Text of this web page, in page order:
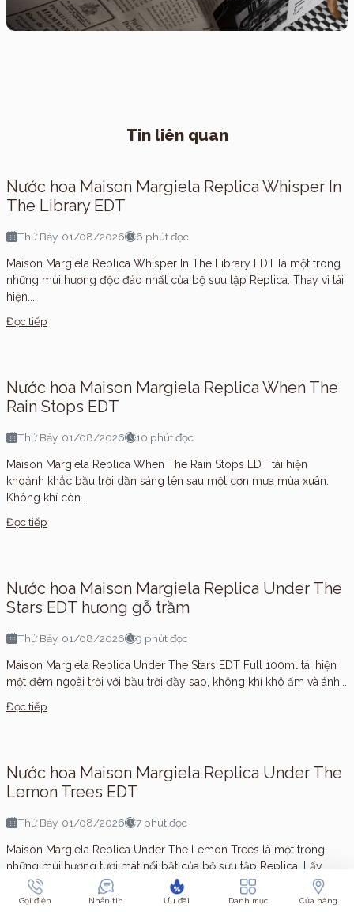
Tin liên quan
Nước hoa Maison Margiela Replica Whisper In
The Library EDT
Thứ Bảy, 01/08/2026 6 phút đọc
Maison Margiela Replica Whisper In The Library EDT là một trong
những mùi hương độc đáo nhất của bộ sưu tập Replica. Thay vì tái
hiện...
Đọc tiếp
Nước hoa Maison Margiela Replica When The
Rain Stops EDT
Thứ Bảy, 01/08/2026 10 phút đọc
Maison Margiela Replica When The Rain Stops EDT tái hiện
khoảnh khắc bầu trời dần sáng lên sau một cơn mưa mùa xuân.
Không khí còn...
Đọc tiếp
Nước hoa Maison Margiela Replica Under The
Stars EDT hương gỗ trầm
Thứ Bảy, 01/08/2026 9 phút đọc
Maison Margiela Replica Under The Stars EDT Full 100ml tái hiện
một đêm ngoài trời với bầu trời đầy sao, không khí khô ấm và ánh...
Đọc tiếp
Nước hoa Maison Margiela Replica Under The
Lemon Trees EDT
Thứ Bảy, 01/08/2026 7 phút đọc
Maison Margiela Replica Under The Lemon Trees là một trong
những mùi hương tươi mát nổi bật của bộ sưu tập Replica. Lấy
cảm hứng từ...
Đọc tiếp
Gọi điện Nhắn tin Ưu đãi Danh mục Cửa hàng